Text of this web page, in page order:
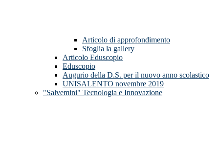
Articolo di approfondimento
Sfoglia la gallery
Articolo Eduscopio
Eduscopio
Augurio della D.S. per il nuovo anno scolastico
UNISALENTO novembre 2019
"Salvemini" Tecnologia e Innovazione